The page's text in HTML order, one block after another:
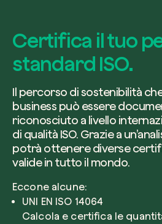
Certifica il tuo
standard ISO.
Il percorso di sostenibilità
business può essere
riconosciuto a livello
di qualità ISO. Grazie a
potrà ottenere diverse
valide in tutto il mondo.
Eccone alcune:
UNI EN ISO 14064
Calcola e certifica le